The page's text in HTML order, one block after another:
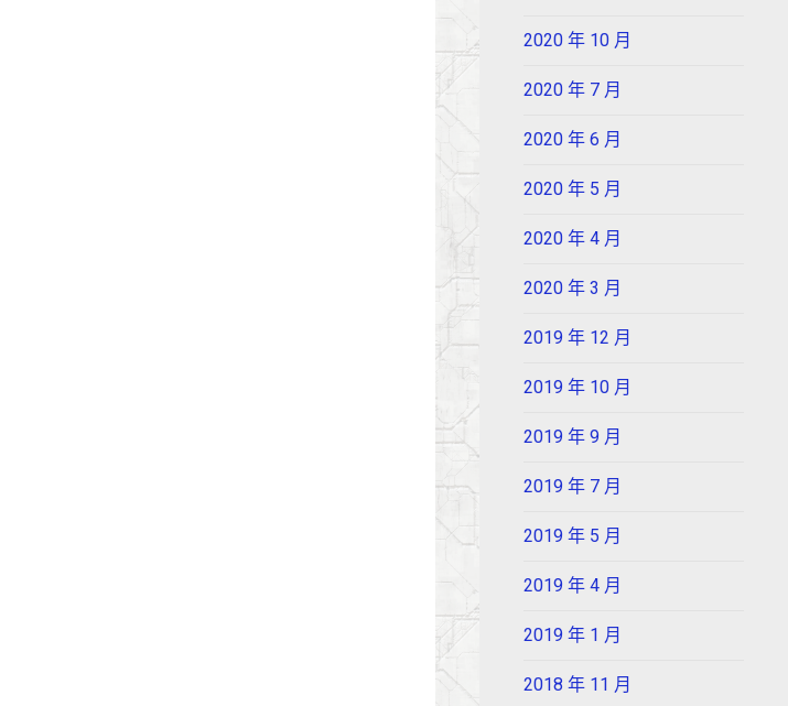
2020 年 10 月
2020 年 7 月
2020 年 6 月
2020 年 5 月
2020 年 4 月
2020 年 3 月
2019 年 12 月
2019 年 10 月
2019 年 9 月
2019 年 7 月
2019 年 5 月
2019 年 4 月
2019 年 1 月
2018 年 11 月